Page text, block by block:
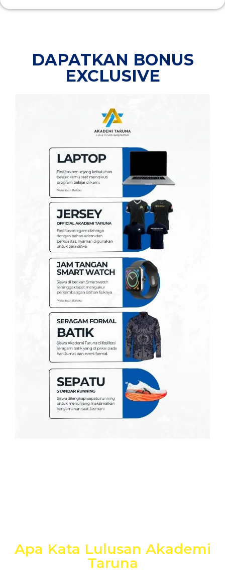
DAPATKAN BONUS
EXCLUSIVE
Apa Kata Lulusan Akademi
Taruna